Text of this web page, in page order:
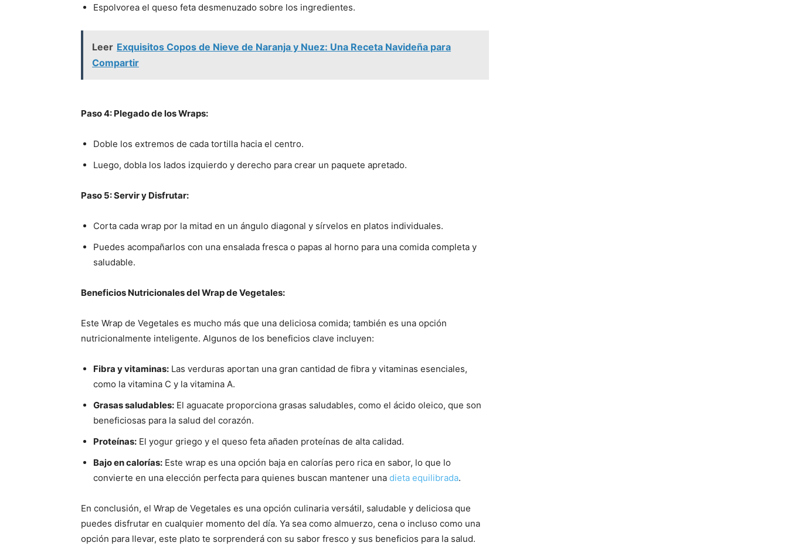
Espolvorea el queso feta desmenuzado sobre los ingredientes.
Leer Exquisitos Copos de Nieve de Naranja y Nuez: Una Receta Navideña para
Compartir
Paso 4: Plegado de los Wraps:
Doble los extremos de cada tortilla hacia el centro.
Luego, dobla los lados izquierdo y derecho para crear un paquete apretado.
Paso 5: Servir y Disfrutar:
Corta cada wrap por la mitad en un ángulo diagonal y sírvelos en platos individuales.
Puedes acompañarlos con una ensalada fresca o papas al horno para una comida completa y
saludable.
Beneficios Nutricionales del Wrap de Vegetales:
Este Wrap de Vegetales es mucho más que una deliciosa comida; también es una opción
nutricionalmente inteligente. Algunos de los beneficios clave incluyen:
Fibra y vitaminas: Las verduras aportan una gran cantidad de fibra y vitaminas esenciales,
como la vitamina C y la vitamina A.
Grasas saludables: El aguacate proporciona grasas saludables, como el ácido oleico, que son
beneficiosas para la salud del corazón.
Proteínas: El yogur griego y el queso feta añaden proteínas de alta calidad.
Bajo en calorías: Este wrap es una opción baja en calorías pero rica en sabor, lo que lo
convierte en una elección perfecta para quienes buscan mantener una dieta equilibrada.
En conclusión, el Wrap de Vegetales es una opción culinaria versátil, saludable y deliciosa que
puedes disfrutar en cualquier momento del día. Ya sea como almuerzo, cena o incluso como una
opción para llevar, este plato te sorprenderá con su sabor fresco y sus beneficios para la salud.